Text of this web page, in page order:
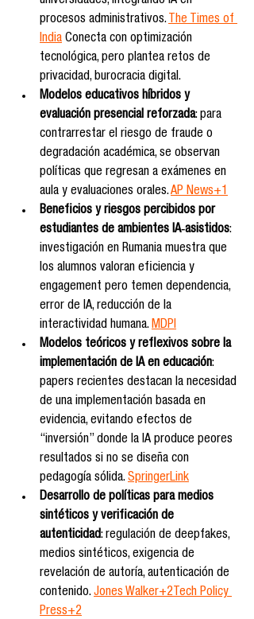
procesos administrativos. The Times of
India Conecta con optimización
tecnológica, pero plantea retos de
privacidad, burocracia digital.
Modelos educativos híbridos y
evaluación presencial reforzada: para
contrarrestar el riesgo de fraude o
degradación académica, se observan
políticas que regresan a exámenes en
aula y evaluaciones orales. AP News+1
Beneficios y riesgos percibidos por
estudiantes de ambientes IA‑asistidos:
investigación en Rumania muestra que
los alumnos valoran eficiencia y
engagement pero temen dependencia,
error de IA, reducción de la
interactividad humana. MDPI
Modelos teóricos y reflexivos sobre la
implementación de IA en educación:
papers recientes destacan la necesidad
de una implementación basada en
evidencia, evitando efectos de
“inversión” donde la IA produce peores
resultados si no se diseña con
pedagogía sólida. SpringerLink
Desarrollo de políticas para medios
sintéticos y verificación de
autenticidad: regulación de deepfakes,
medios sintéticos, exigencia de
revelación de autoría, autenticación de
contenido. Jones Walker+2Tech Policy
Press+2